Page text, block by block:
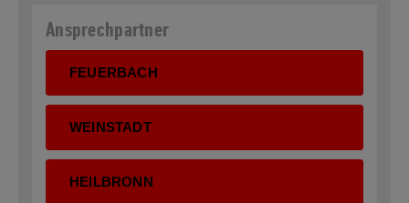
Ansprechpartner
FEUERBACH
WEINSTADT
HEILBRONN